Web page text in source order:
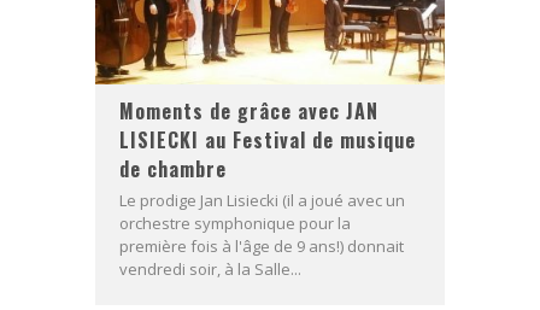
Moments de grâce avec JAN
LISIECKI au Festival de musique
de chambre
Le prodige Jan Lisiecki (il a joué avec un
orchestre symphonique pour la
première fois à l'âge de 9 ans!) donnait
vendredi soir, à la Salle...